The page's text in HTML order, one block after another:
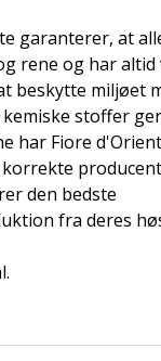
garanterer, at
rene og har
beskytte miljøet
stoffer
har Fiore
den bedste
fra deres